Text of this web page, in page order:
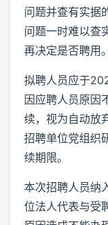
问题并查有实据
问题一时难以查
再决定是否聘用。
拟聘人员应于
因应聘人员原因
续，视为自动放
招聘单位党组织
续期限。
本次招聘人员纳
位法人代表与受